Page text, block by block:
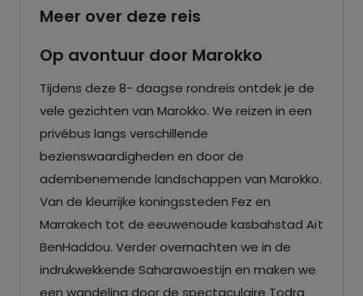
Meer over deze reis
Op avontuur door Marokko
Tijdens deze 8- daagse rondreis ontdek je de
vele gezichten van Marokko. We reizen in een
privébus langs verschillende
bezienswaardigheden en door de
adembenemende landschappen van Marokko.
Van de kleurrijke koningssteden Fez en
Marrakech tot de eeuwenoude kasbahstad Aït
BenHaddou. Verder overnachten we in de
indrukwekkende Saharawoestijn en maken we
een wandeling door de spectaculaire Todra